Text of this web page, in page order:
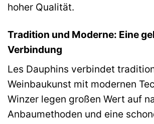
hoher Qualität.
Tradition und Moderne: Eine
Verbindung
Les Dauphins verbindet
Weinbaukunst mit modernen
Winzer legen großen Wert auf
Anbaumethoden und eine